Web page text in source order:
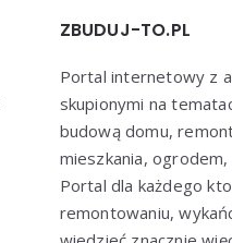
ZBUDUJ-TO.PL
Portal internetowy z
skupionymi na
budową domu,
mieszkania,
Portal dla każdego
remontowaniu,